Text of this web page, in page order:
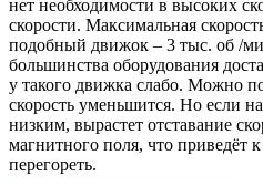
нет необходимости в высоких
скорости. Максимальная
подобный движок – 3 тыс. об /
большинства оборудования
у такого движка слабо. Можно
скорость уменьшится. Но если
низким, вырастет отставание
магнитного поля, что приведёт
перегореть.